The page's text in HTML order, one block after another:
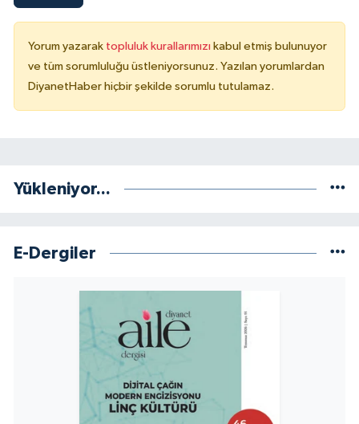
Yorum yazarak topluluk kurallarımızı kabul etmiş bulunuyor
ve tüm sorumluluğu üstleniyorsunuz. Yazılan yorumlardan
DiyanetHaber hiçbir şekilde sorumlu tutulamaz.
Yükleniyor...
E-Dergiler